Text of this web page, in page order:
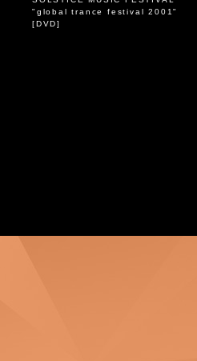
"global trance festival 2001"
[DVD]